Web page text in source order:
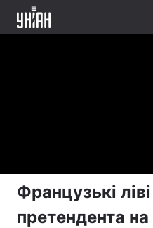
Французькі
претендента